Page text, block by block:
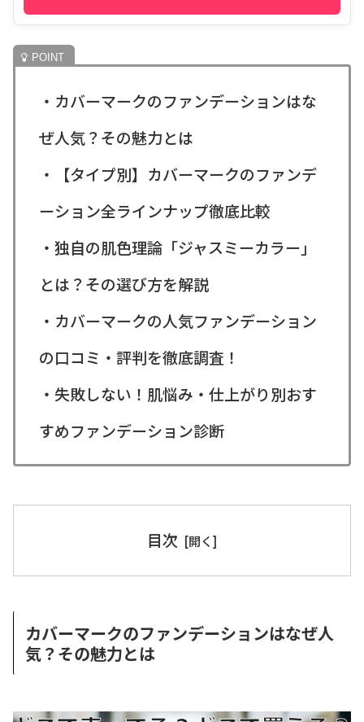
・カバーマークのファンデーションはな
ぜ人気？その魅力とは
・【タイプ別】カバーマークのファンデ
ーション全ラインナップ徹底比較
・独自の肌色理論「ジャスミーカラー」
とは？その選び方を解説
・カバーマークの人気ファンデーション
の口コミ・評判を徹底調査！
・失敗しない！肌悩み・仕上がり別おす
すめファンデーション診断
目次
カバーマークのファンデーションはなぜ人
気？その魅力とは